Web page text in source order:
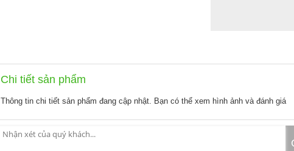
Chi tiết sản phẩm
Thông tin chi tiết sản phẩm đang cập nhật. Bạn có thể xem hình ảnh và đánh giá